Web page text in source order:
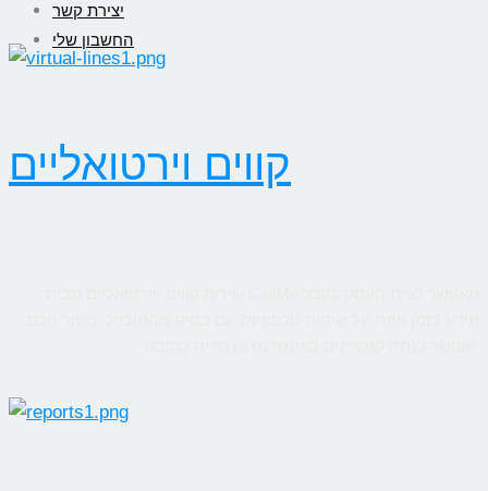
יצירת קשר
החשבון שלי
קווים וירטואליים